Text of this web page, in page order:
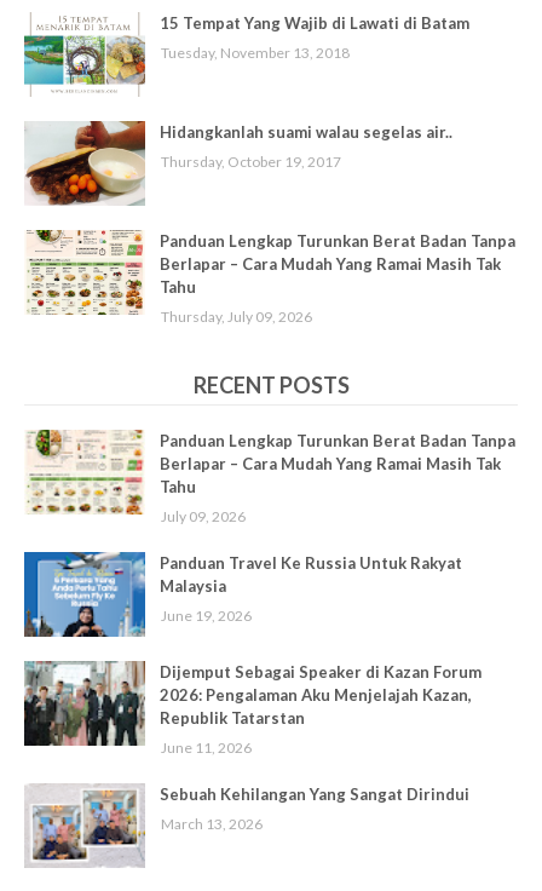
15 Tempat Yang Wajib di Lawati di Batam
Tuesday, November 13, 2018
Hidangkanlah suami walau segelas air..
Thursday, October 19, 2017
Panduan Lengkap Turunkan Berat Badan Tanpa
Berlapar – Cara Mudah Yang Ramai Masih Tak
Tahu
Thursday, July 09, 2026
RECENT POSTS
Panduan Lengkap Turunkan Berat Badan Tanpa
Berlapar – Cara Mudah Yang Ramai Masih Tak
Tahu
July 09, 2026
Panduan Travel Ke Russia Untuk Rakyat
Malaysia
June 19, 2026
Dijemput Sebagai Speaker di Kazan Forum
2026: Pengalaman Aku Menjelajah Kazan,
Republik Tatarstan
June 11, 2026
Sebuah Kehilangan Yang Sangat Dirindui
March 13, 2026